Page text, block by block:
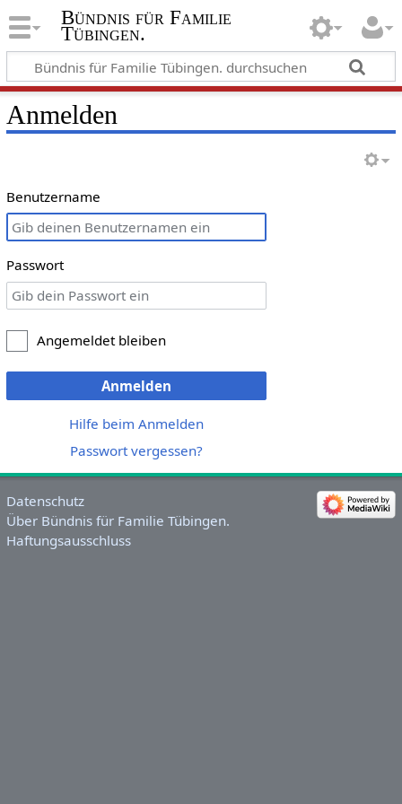
Bündnis für Familie
Tübingen.
Anmelden
Benutzername
Passwort
Angemeldet bleiben
Anmelden
Hilfe beim Anmelden
Passwort vergessen?
Datenschutz
Über Bündnis für Familie Tübingen.
Haftungsausschluss